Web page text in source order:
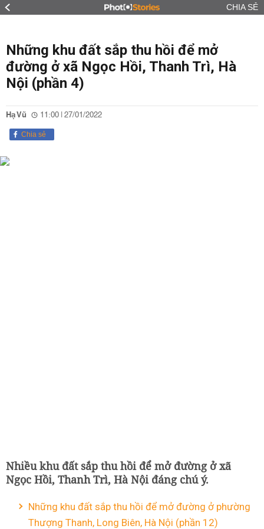
CHIA SẺ
Những khu đất sắp thu hồi để mở
đường ở xã Ngọc Hồi, Thanh Trì, Hà
Nội (phần 4)
Hạ Vũ 11:00 | 27/01/2022
Chia sẻ
Nhiều khu đất sắp thu hồi để mở đường ở xã
Ngọc Hồi, Thanh Trì, Hà Nội đáng chú ý.
Những khu đất sắp thu hồi để mở đường ở phường
Thượng Thanh, Long Biên, Hà Nội (phần 12)